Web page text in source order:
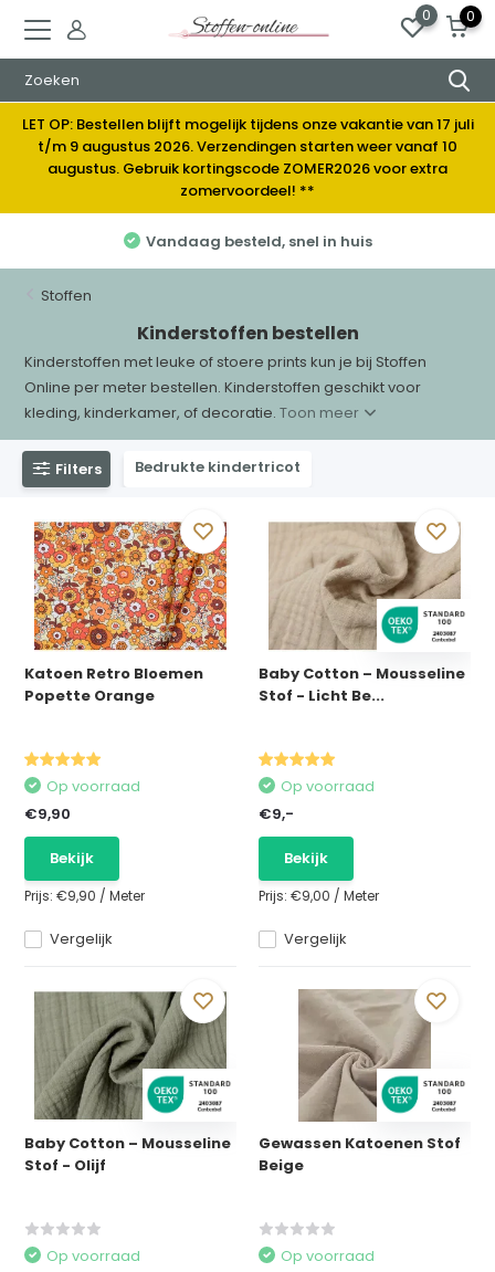
0 0
LET OP: Bestellen blijft mogelijk tijdens onze vakantie van 17 juli
t/m 9 augustus 2026. Verzendingen starten weer vanaf 10
augustus. Gebruik kortingscode ZOMER2026 voor extra
zomervoordeel! **
Vandaag besteld, snel in huis
Stoffen
Kinderstoffen bestellen
Kinderstoffen met leuke of stoere prints kun je bij Stoffen
Online per meter bestellen. Kinderstoffen geschikt voor
kleding, kinderkamer, of decoratie.Toon meer
Filters Bedrukte kindertricot
Katoen Retro Bloemen
Popette Orange
Vergelijk
Op voorraad
€9,90
Bekijk
Prijs:€9,90 /Meter
Baby Cotton – Mousseline
Stof - Licht Be...
Vergelijk
Op voorraad
€9,-
Bekijk
Prijs: €9,00 / Meter
Baby Cotton – Mousseline
Stof - Olijf
Op voorraad
Gewassen Katoenen Stof
Beige
Op voorraad